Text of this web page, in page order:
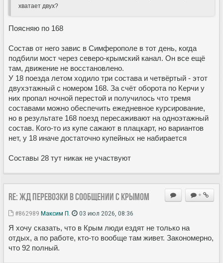
хватает двух?
Поясняю по 168
Состав от него завис в Симферополе в тот день, когда
подбили мост через северо-крымский канал. Он все ещё
там, движение не восстановлено.
У 18 поезда летом ходило три состава и четвёртый - этот
двухэтажный с номером 168. За счёт оборота по Керчи у
них пропал ночной перестой и получилось что тремя
составами можно обеспечить ежедневное курсирование,
но в результате 168 поезд пересаживают на одноэтажный
состав. Кого-то из купе сажают в плацкарт, но вариантов
нет, у 18 иначе достаточно купейных не набирается
Составы 28 тут никак не участвуют
+
Re: ЖД перевозки в сообщении с Крымом
#862989 Максим П. 03 июл 2026, 08:36
Я хочу сказать, что в Крым люди ездят не только на
отдых, а по работе, кто-то вообще там живет. Закономерно,
что 92 полный.